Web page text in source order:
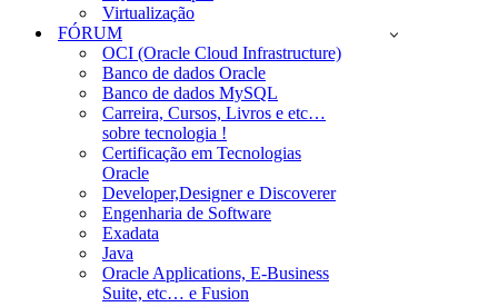
Virtualização
FÓRUM
OCI (Oracle Cloud Infrastructure)
Banco de dados Oracle
Banco de dados MySQL
Carreira, Cursos, Livros e etc…
sobre tecnologia !
Certificação em Tecnologias
Oracle
Developer,Designer e Discoverer
Engenharia de Software
Exadata
Java
Oracle Applications, E-Business
Suite, etc… e Fusion